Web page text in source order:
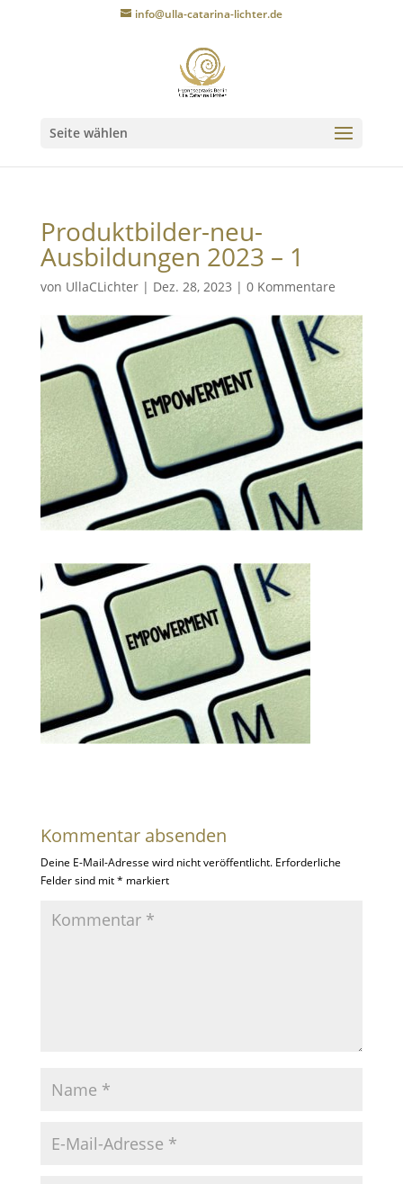
info@ulla-catarina-lichter.de
Seite wählen
Produktbilder-neu-
Ausbildungen 2023 – 1
von UllaCLichter| Dez. 28, 2023 | 0 Kommentare
Kommentar absenden
Deine E-Mail-Adresse wird nicht veröffentlicht. Erforderliche
Felder sind mit* markiert